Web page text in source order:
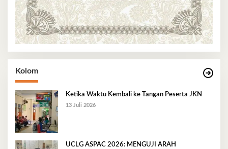
Kolom
Ketika Waktu Kembali ke Tangan Peserta JKN
13 Juli 2026
UCLG ASPAC 2026: MENGUJI ARAH